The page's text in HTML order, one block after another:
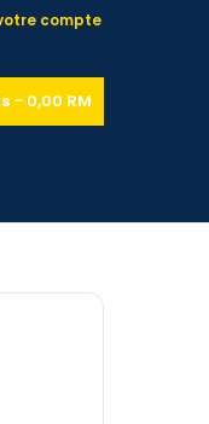
compte
- 0,00 RM